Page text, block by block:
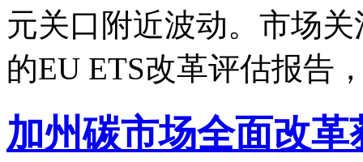
元关口附近波动。市场
的EU ETS改革评估报告
加州碳市场全面改